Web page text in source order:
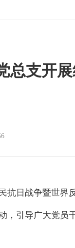
总支开
日战争暨世界反
，引导广大党员